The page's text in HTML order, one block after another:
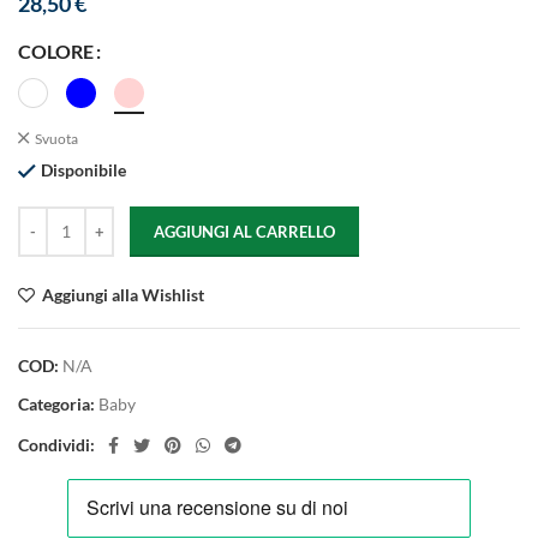
COLORE
Svuota
Disponibile
AGGIUNGI AL CARRELLO
Aggiungi alla Wishlist
COD: N/A
Categoria: Baby
Condividi: